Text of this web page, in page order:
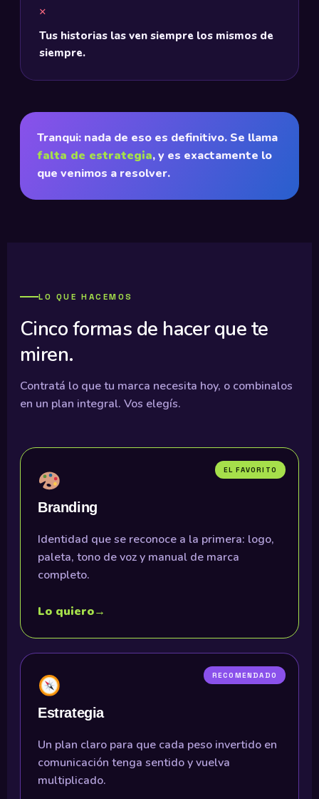
Tus historias las ven siempre los mismos de
siempre.
Tranqui: nada de eso es definitivo. Se llama
falta de estrategia, y es exactamente lo
que venimos a resolver.
LO QUE HACEMOS
Cinco formas de hacer que te
miren.
Contratá lo que tu marca necesita hoy, o combinalos
en un plan integral. Vos elegís.
EL FAVORITO
Branding
Identidad que se reconoce a la primera: logo,
paleta, tono de voz y manual de marca
completo.
Lo quiero→
RECOMENDADO
Estrategia
Un plan claro para que cada peso invertido en
comunicación tenga sentido y vuelva
multiplicado.